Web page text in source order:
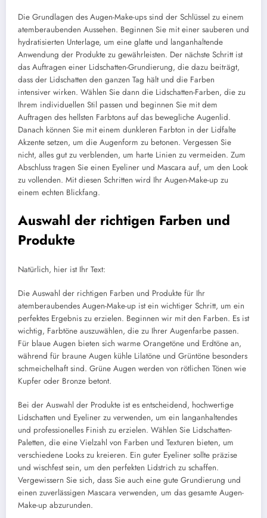
Die Grundlagen des Augen-Make-ups sind der Schlüssel zu einem
atemberaubenden Aussehen. Beginnen Sie mit einer sauberen und
hydratisierten Unterlage, um eine glatte und langanhaltende
Anwendung der Produkte zu gewährleisten. Der nächste Schritt ist
das Auftragen einer Lidschatten-Grundierung, die dazu beiträgt,
dass der Lidschatten den ganzen Tag hält und die Farben
intensiver wirken. Wählen Sie dann die Lidschatten-Farben, die zu
Ihrem individuellen Stil passen und beginnen Sie mit dem
Auftragen des hellsten Farbtons auf das bewegliche Augenlid.
Danach können Sie mit einem dunkleren Farbton in der Lidfalte
Akzente setzen, um die Augenform zu betonen. Vergessen Sie
nicht, alles gut zu verblenden, um harte Linien zu vermeiden. Zum
Abschluss tragen Sie einen Eyeliner und Mascara auf, um den Look
zu vollenden. Mit diesen Schritten wird Ihr Augen-Make-up zu
einem echten Blickfang.
Auswahl der richtigen Farben und
Produkte
Natürlich, hier ist Ihr Text:
Die Auswahl der richtigen Farben und Produkte für Ihr
atemberaubendes Augen-Make-up ist ein wichtiger Schritt, um ein
perfektes Ergebnis zu erzielen. Beginnen wir mit den Farben. Es ist
wichtig, Farbtöne auszuwählen, die zu Ihrer Augenfarbe passen.
Für blaue Augen bieten sich warme Orangetöne und Erdtöne an,
während für braune Augen kühle Lilatöne und Grüntöne besonders
schmeichelhaft sind. Grüne Augen werden von rötlichen Tönen wie
Kupfer oder Bronze betont.
Bei der Auswahl der Produkte ist es entscheidend, hochwertige
Lidschatten und Eyeliner zu verwenden, um ein langanhaltendes
und professionelles Finish zu erzielen. Wählen Sie Lidschatten-
Paletten, die eine Vielzahl von Farben und Texturen bieten, um
verschiedene Looks zu kreieren. Ein guter Eyeliner sollte präzise
und wischfest sein, um den perfekten Lidstrich zu schaffen.
Vergewissern Sie sich, dass Sie auch eine gute Grundierung und
einen zuverlässigen Mascara verwenden, um das gesamte Augen-
Make-up abzurunden.